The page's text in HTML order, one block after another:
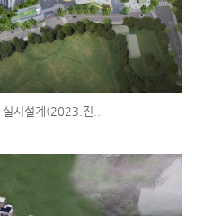
시설계(2023.진..